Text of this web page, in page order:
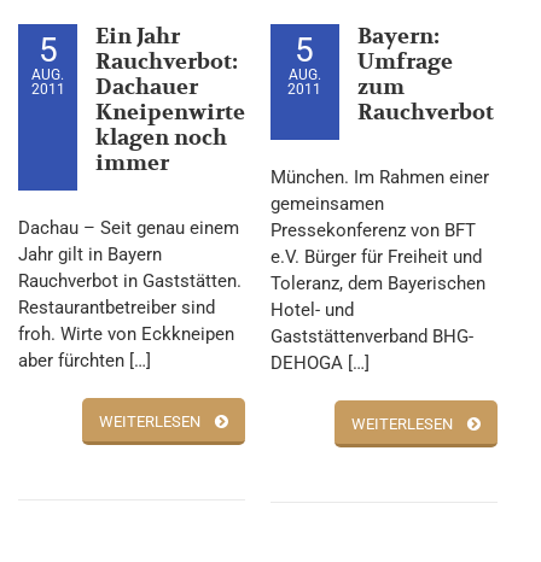
5
AUG.
2011
Ein Jahr
Rauchverbot:
Dachauer
Kneipenwirte
klagen noch
immer
Dachau – Seit genau einem
Jahr gilt in Bayern
Rauchverbot in Gaststätten.
Restaurantbetreiber sind
froh. Wirte von Eckkneipen
aber fürchten […]
WEITERLESEN
5
AUG.
2011
Bayern:
Umfrage
zum
Rauchverbot
München. Im Rahmen einer
gemeinsamen
Pressekonferenz von BFT
e.V. Bürger für Freiheit und
Toleranz, dem Bayerischen
Hotel- und
Gaststättenverband BHG-
DEHOGA […]
WEITERLESEN